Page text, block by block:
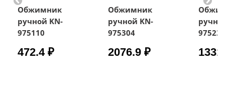
Обжимник
ручной KN-
975110
472.4 ₽
Обжимник
ручной KN-
975304
2076.9 ₽
975236